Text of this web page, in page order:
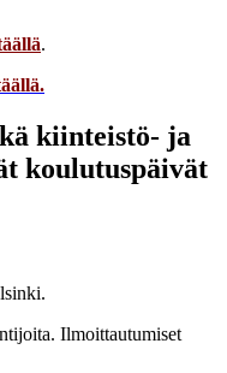
.
kiinteistö- ja
koulutuspäivät
Ilmoittautumiset